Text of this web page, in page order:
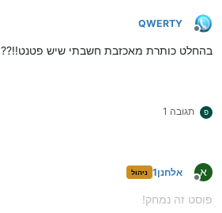
מנותק
QWERTY
בהחלט כותרת מאכזבת חשבתי שיש פטנט!!??
פ תגובה 1
א
מנותק
אלחנן1 ניהול
פוסט זה נמחק!